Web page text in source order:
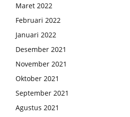
Maret 2022
Februari 2022
Januari 2022
Desember 2021
November 2021
Oktober 2021
September 2021
Agustus 2021